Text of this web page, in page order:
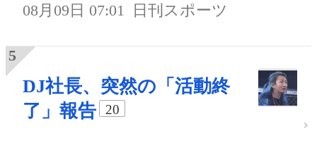
08月09日 07:01 日刊スポーツ
DJ社長、突然の「活動終
了」報告
20